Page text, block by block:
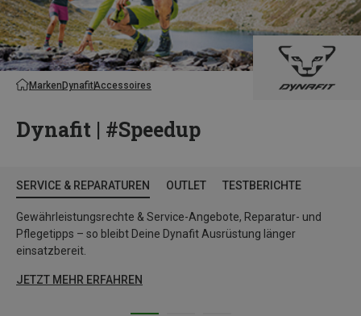
MarkenDynafitAccessoires
Dynafit | #Speedup
SERVICE & REPARATUREN OUTLET TESTBERICHTE
Gewährleistungsrechte & Service-Angebote, Reparatur- und
Pflegetipps – so bleibt Deine Dynafit Ausrüstung länger
einsatzbereit.
JETZT MEHR ERFAHREN